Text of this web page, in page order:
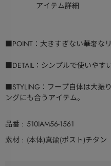
アイテム詳細
■POINT：大きすぎない華奢な
■DETAIL：シンプルで使いやす
■STYLING：フープ自体は大振
ングにも合うアイテム。
品番
510IAM56-1561
素材
(本体)真鍮(ポスト)チタン